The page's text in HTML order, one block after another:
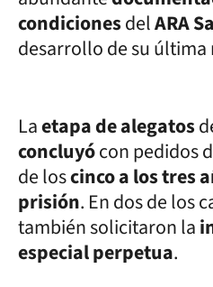
condicionesdelARA
desarrollo de su última
Laetapa de alegatos
concluyócon pedidos
de loscinco a los tres
prisión. En dos de los
también solicitaron la
especial perpetua.